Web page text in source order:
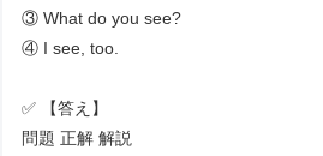
③ What do you see?
④ I see, too.
✅ 【答え】
問題 正解 解説